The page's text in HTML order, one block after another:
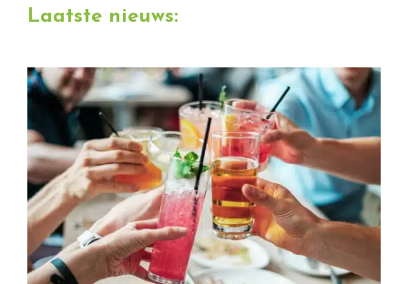
website
Laatste nieuws:
Personeelsuitje was een succes